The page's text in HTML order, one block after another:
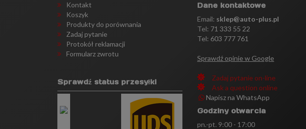
Kontakt
Koszyk
Produkty do porównania
Zadaj pytanie
Protokół reklamacji
Formularz zwrotu
Sprawdź status przesyłki
Dane kontaktowe
Email: sklep@auto-plus.pl
Tel: 71 333 55 22
Tel: 603 777 761
Sprawdź opinie w Google
Zadaj pytanie on-line
Ask a question online
Napisz na WhatsApp
Godziny otwarcia
pn.-pt. 9:00 - 17:00